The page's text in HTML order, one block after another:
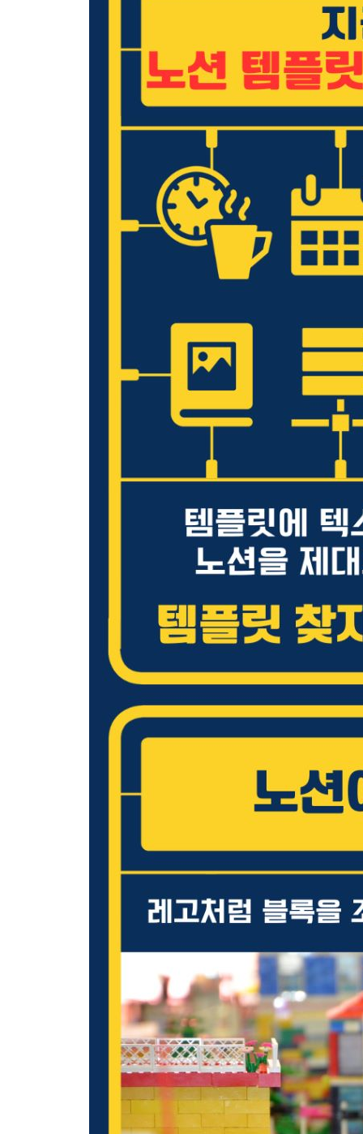
[CHAPTER 03 데이터베이스로 만들기]
01 노션 데이터베이스 기초 다지기 112
__노션 데이터베이스 및 속성의 유형 112
__데이터베이스 생성 및 속성 편집하기 115
__원하는 데이터를 빠르게 찾는 필터와 정렬 123
02 데이터와 데이터베이스의 개념 알기 126
__데이터를 정리하는 이유 126
__데이터 정리의 4요소 127
__데이터베이스의 구성 129
03 키워드와 카테고리로 구분하여 정리한 맛집 기
__데이터 페이지에 이미지 삽입하기 136
04 템플릿 기능으로 서식을 유지한 회의록 DB 138
__데이터베이스 기본 구조화하기 139
__데이터베이스 내부 페이지용 템플릿 만들기 141
__템플릿 적용해서 새로운 데이터 추가하기 146
05 매일 자동으로 추가되는 습관 관리 DB 148
__일정한 주기로 자동 생성되는 템플릿 만들기 152
06 계획 정리 및 정보 취합을 위한 여행 기록 DB
__3열로 나눠진 기본 블록 영역 구성하기 157
[CHAPTER 04 링크된 데이터베이스로 만들기]
01 링크된 데이터베이스 알고 가기 166
__링크된 데이터베이스란? 166
__링크된 데이터베이스 생성하기 167
__원본과 링크된 데이터베이스 구분하기 169
__링크된 데이터베이스에 여러 보기 생성하기 171
__하나의 링크된 데이터베이스에 여러 데이터베
__원본 데이터베이스 완성하기 178
__링크된 데이터베이스로 각 영역 구성하기 183
__여러 개의 보기 탭으로 조건별 캘린더 보기 구성
__리스트 보기로 변경하기 192
03 내비게이션 메뉴처럼 구성한 영화 기록 193
__갤러리와 보드 보기로 원본 데이터베이스 완성
__링크된 데이터베이스로 내비게이션 페이지 구성
04 한 페이지에서 모아 보는 팀별 회의록 206
__전체 페이지 형태로 회의록 DB 완성하기 207
__콜아웃에 캘린더 보기로 주간 회의 일정 표시하
__리스트 보기로 팀 회의록 구성하기 214
__복제 배치하여 각 팀의 회의록 완성하기 217